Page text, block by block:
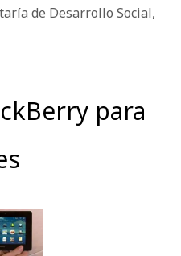
de Desarrollo Social,
para